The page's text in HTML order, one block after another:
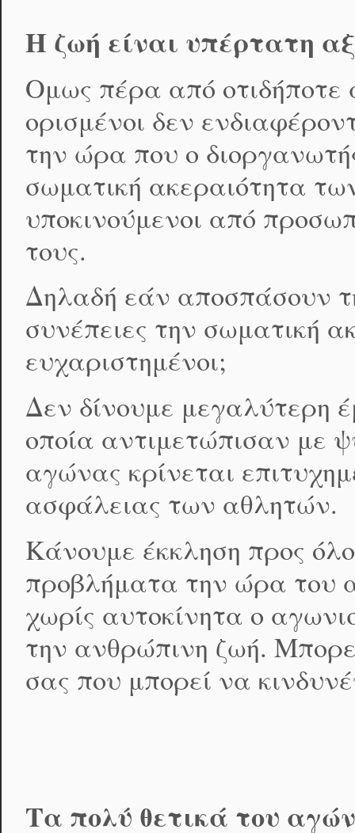
Η ζωή είναι υπέρτατη
Ομως πέρα από οτιδήποτε
ορισμένοι δεν
την ώρα που ο
σωματική ακεραιότητα
υποκινούμενοι από
τους.
Δηλαδή εάν αποσπάσουν
συνέπειες την σωματική
ευχαριστημένοι;
Δεν δίνουμε μεγαλύτερη
οποία αντιμετώπισαν με
αγώνας κρίνεται
ασφάλειας των αθλητών.
Κάνουμε έκκληση προς
προβλήματα την ώρα του
χωρίς αυτοκίνητα ο
την ανθρώπινη ζωή.
σας που μπορεί να
Τα πολύ θετικά του